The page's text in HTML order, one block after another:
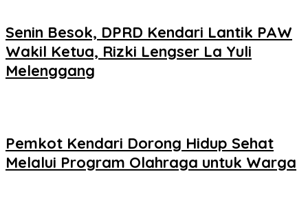
Senin Besok, DPRD Kendari Lantik PAW
Wakil Ketua, Rizki Lengser La Yuli
Melenggang
Pemkot Kendari Dorong Hidup Sehat
Melalui Program Olahraga untuk Warga